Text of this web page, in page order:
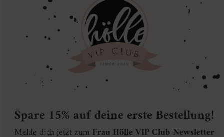
Spare 15% auf deine erste Bestellung!
Melde dich jetzt zum Frau Hölle VIP Club Newsletter